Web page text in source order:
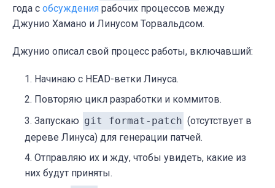
года с обсуждения рабочих процессов между
Джунио Хамано и Линусом Торвальдсом.
Джунио описал свой процесс работы, включавший:
Начинаю с HEAD-ветки Линуса.
Повторяю цикл разработки и коммитов.
Запускаю git format-patch (отсутствует в
дереве Линуса) для генерации патчей.
Отправляю их и жду, чтобы увидеть, какие из
них будут приняты.